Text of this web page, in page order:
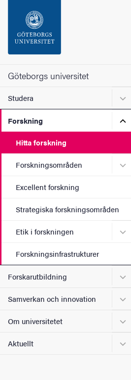
Sidfoten
Om webbplatsen
Göteborgs universitet
Studera
Forskning
Hitta forskning
Forskningsområden
Excellent forskning
Strategiska forskningsområden
Etik i forskningen
Forskningsinfrastrukturer
Forskarutbildning
Samverkan och innovation
Om universitetet
Aktuellt